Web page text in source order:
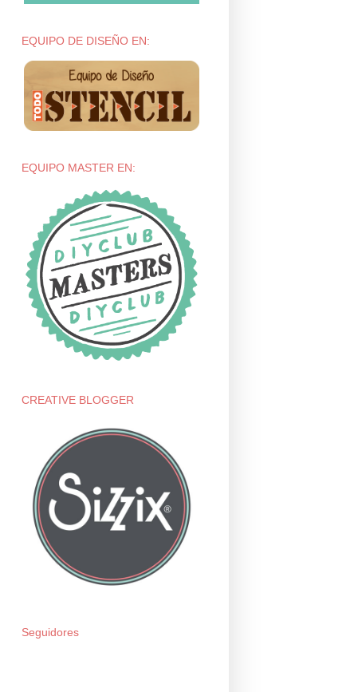
EQUIPO DE DISEÑO EN:
EQUIPO MASTER EN:
CREATIVE BLOGGER
Seguidores